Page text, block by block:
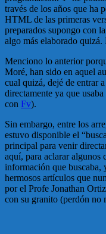
través de los años que ha
HTML de las primeras
preparados supongo con
algo más elaborado quizá.
Menciono lo anterior
Moré, han sido en aquel
cual quizá, dejé de entrar
directamente ya que
con Fv).
Sin embargo, entre los
estuvo disponible el
principal para venir
aquí, para aclarar algunos
información que buscaba,
hermosos artículos que
por el Profe Jonathan
con su granito (perdón no